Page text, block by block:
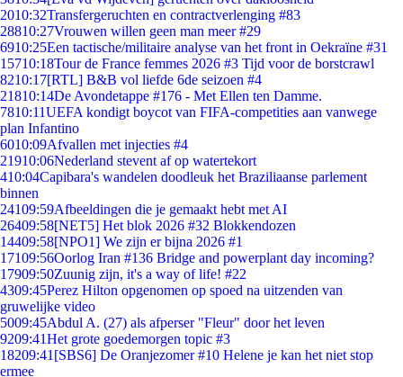
2010:32Transfergeruchten en contractverlenging #83
28810:27Vrouwen willen geen man meer #29
6910:25Een tactische/militaire analyse van het front in Oekraïne #31
15710:18Tour de France femmes 2026 #3 Tijd voor de borstcrawl
8210:17[RTL] B&B vol liefde 6de seizoen #4
21810:14De Avondetappe #176 - Met Ellen ten Damme.
7810:11UEFA kondigt boycot van FIFA-competities aan vanwege
plan Infantino
6010:09Afvallen met injecties #4
21910:06Nederland stevent af op watertekort
410:04Capibara's wandelen doodleuk het Braziliaanse parlement
binnen
24109:59Afbeeldingen die je gemaakt hebt met AI
26409:58[NET5] Het blok 2026 #32 Blokkendozen
14409:58[NPO1] We zijn er bijna 2026 #1
17109:56Oorlog Iran #136 Bridge and powerplant day incoming?
17909:50Zuunig zijn, it's a way of life! #22
4309:45Perez Hilton opgenomen op spoed na uitzenden van
gruwelijke video
5009:45Abdul A. (27) als afperser "Fleur" door het leven
9209:41Het grote goedemorgen topic #3
18209:41 [SBS6] De Oranjezomer #10 Helene je kan het niet stop
ermee